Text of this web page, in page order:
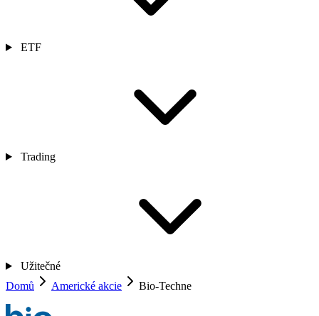
ETF
Trading
Užitečné
Domů
Americké akcie Bio-Techne